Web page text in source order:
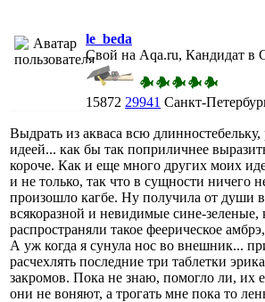
le_beda
Свой на Aqa.ru, Кандидат в
15872 29941 Санкт-
Выдрать из акваса всю длинностебельку,
идеей... как бы так поприличнее
короче. Как и еще много других моих
и не только, так что в сущности ничего
произошло кагбе. Ну получила от души
всякоразной и невидимые сине-зеленые,
распространяли такое феерическое
А уж когда я сунула нос во внешник...
расчехлять последние три таблетки
закромов. Пока не знаю, помогло ли, их
они не воняют, а трогать мне пока то